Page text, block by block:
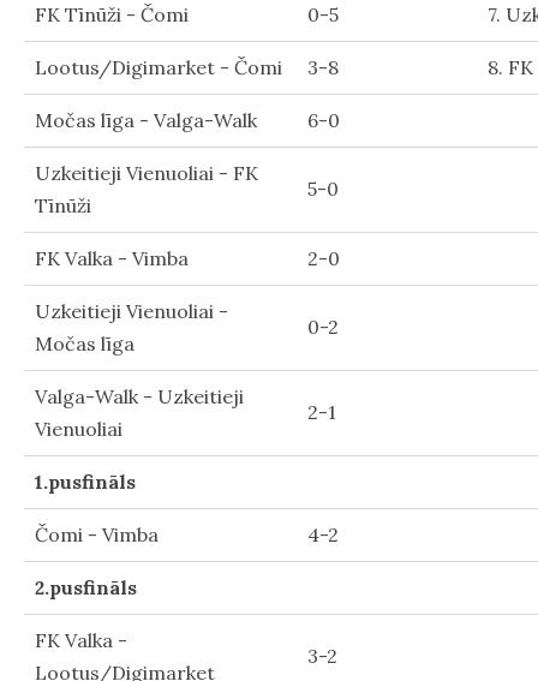
FK Tīnūži - Čomi 0-5 7.
Lootus/Digimarket - Čomi 3-8 8.
Močas līga - Valga-Walk 6-0
Uzkeitieji Vienuoliai - FK
Tīnūži
5-0
FK Valka - Vimba 2-0
Uzkeitieji Vienuoliai -
Močas līga
0-2
Valga-Walk - Uzkeitieji
Vienuoliai
2-1
1.pusfināls
Čomi - Vimba 4-2
2.pusfināls
FK Valka -
Lootus/Digimarket
3-2